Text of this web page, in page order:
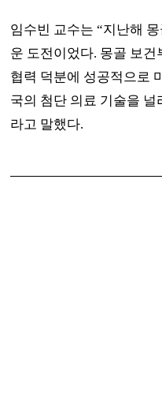
임수빈 교수는“지난해
운 도전이었다. 몽골 보건
협력 덕분에 성공적으로
국의 첨단 의료 기술을
라고 말했다.